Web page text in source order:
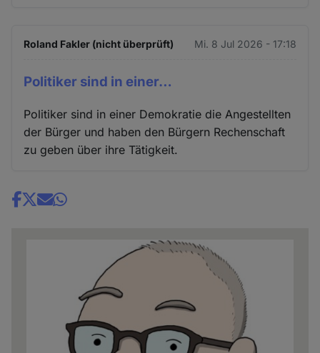
Roland Fakler (nicht überprüft) Mi. 8 Jul 2026 - 17:18
Politiker sind in einer…
Politiker sind in einer Demokratie die Angestellten
der Bürger und haben den Bürgern Rechenschaft
zu geben über ihre Tätigkeit.
Share